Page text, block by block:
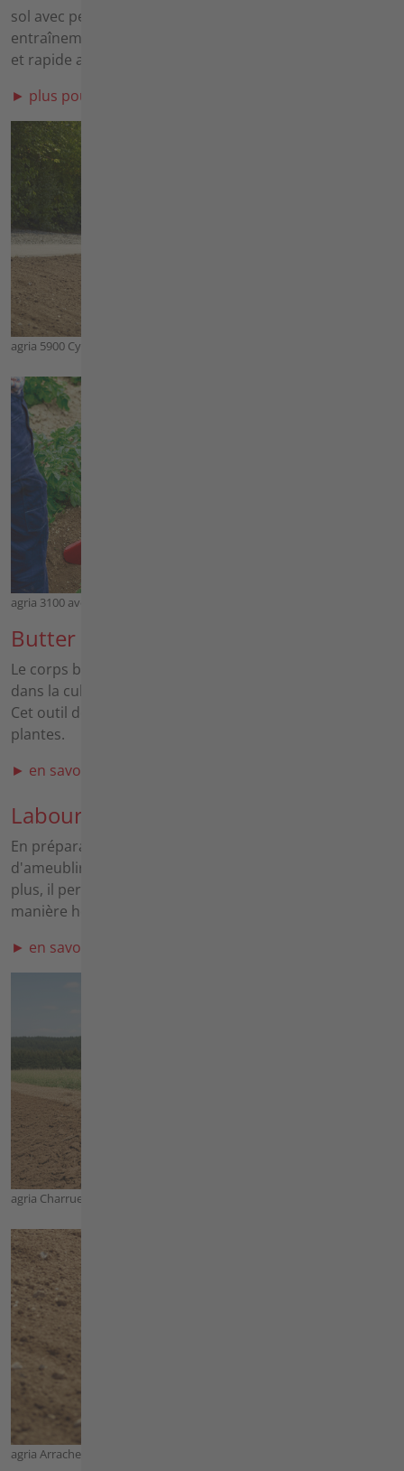
agria 5900 Cyclone avec Râteaux à triple nivellement
sol avec peu de vibrations. Grâce au triple
entraînement, on obtient un résultat de travail propre
et rapide avec peu de vibrations.
► plus pour niveler
agria 3100 avec Equipement de buttage et Corps buttoir
Butter
Le corps butteur avec attelage est principalement utilisé
dans la culture des légumes et des pommes de terre.
Cet outil de travail permet de butter la terre sur les
plantes.
► en savoir plus sur le butter
agria Charrue réversible intégrale
Labourer
En préparation du lit de semences, le labourage permet
d'ameublir le sol et de l'aérer de manière idéale. De
plus, il permet d'incorporer la matière organique de
manière homogène dans le sol.
► en savoir plus sur labourer
agria Arracheuse de pommes de terre